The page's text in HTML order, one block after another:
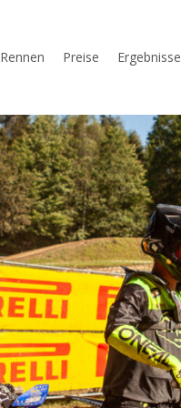
Rennen Preise Ergebnisse